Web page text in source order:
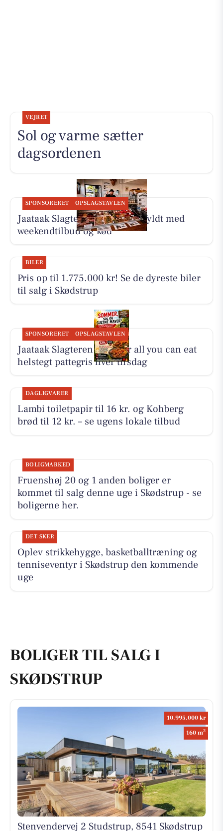
VEJRET
Sol og varme sætter
dagsordenen
SPONSORERET OPSLAGSTAVLEN
Jaataak Slagteren har disken fyldt med
weekendtilbud og kød
BILER
Pris op til 1.775.000 kr! Se de dyreste biler
til salg i Skødstrup
SPONSORERET OPSLAGSTAVLEN
Jaataak Slagteren serverer all you can eat
helstegt pattegris hver tirsdag
DAGLIGVARER
Lambi toiletpapir til 16 kr. og Kohberg
brød til 12 kr. – se ugens lokale tilbud
BOLIGMARKED
Fruenshøj 20 og 1 anden boliger er
kommet til salg denne uge i Skødstrup - se
boligerne her.
DET SKER
Oplev strikkehygge, basketballtræning og
tenniseventyr i Skødstrup den kommende
uge
BOLIGER TIL SALG I
SKØDSTRUP
10.995.000 kr
160 m2
Stenvendervej 2 Studstrup, 8541 Skødstrup